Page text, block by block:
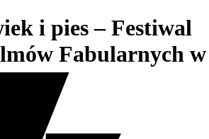
i pies – Festiwal
Fabularnych w